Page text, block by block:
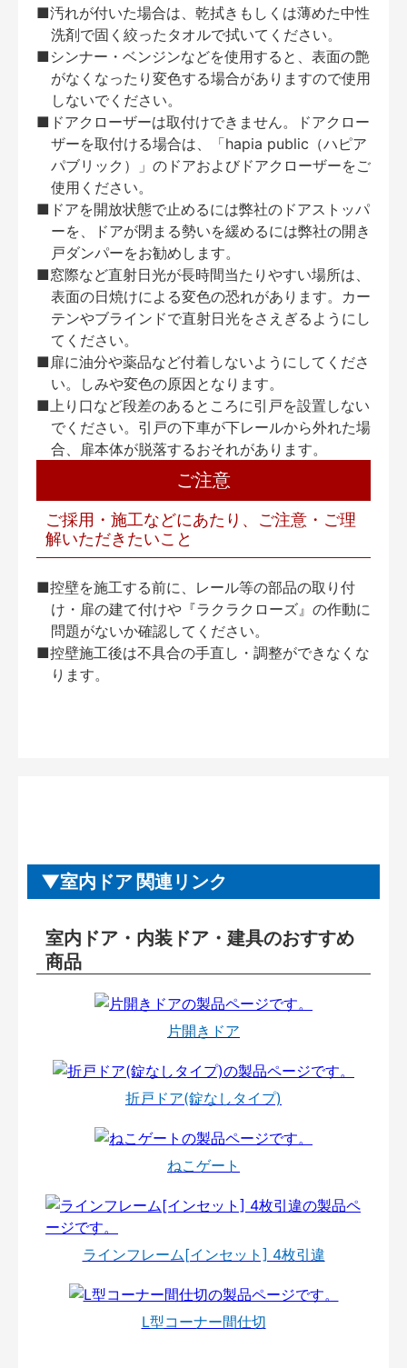
■汚れが付いた場合は、乾拭きもしくは薄めた中性
洗剤で固く絞ったタオルで拭いてください。
■シンナー・ベンジンなどを使用すると、表面の艶
がなくなったり変色する場合がありますので使用
しないでください。
■ドアクローザーは取付けできません。ドアクロー
ザーを取付ける場合は、「hapia public（ハピア
パブリック）」のドアおよびドアクローザーをご
使用ください。
■ドアを開放状態で止めるには弊社のドアストッパ
ーを、ドアが閉まる勢いを緩めるには弊社の開き
戸ダンパーをお勧めします。
■窓際など直射日光が長時間当たりやすい場所は、
表面の日焼けによる変色の恐れがあります。カー
テンやブラインドで直射日光をさえぎるようにし
てください。
■扉に油分や薬品など付着しないようにしてくださ
い。しみや変色の原因となります。
■上り口など段差のあるところに引戸を設置しない
でください。引戸の下車が下レールから外れた場
合、扉本体が脱落するおそれがあります。
ご注意
ご採用・施工などにあたり、ご注意・ご理
解いただきたいこと
■控壁を施工する前に、レール等の部品の取り付
け・扉の建て付けや『ラクラクローズ』の作動に
問題がないか確認してください。
■控壁施工後は不具合の手直し・調整ができなくな
ります。
室内ドア 関連リンク
室内ドア・内装ドア・建具のおすすめ
商品
片開きドア
折戸ドア(錠なしタイプ)
ねこゲート
ラインフレーム[インセット] 4枚引違
L型コーナー間仕切